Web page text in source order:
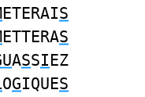
ETERAIS
ETTERAS
ASSIEZ
OGIQUES